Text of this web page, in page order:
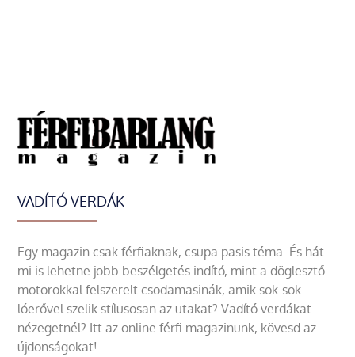
VADÍTÓ VERDÁK
Egy magazin csak férfiaknak, csupa pasis téma. És hát
mi is lehetne jobb beszélgetés indító, mint a döglesztő
motorokkal felszerelt csodamasinák, amik sok-sok
lóerővel szelik stílusosan az utakat? Vadító verdákat
nézegetnél? Itt az online férfi magazinunk, kövesd az
újdonságokat!